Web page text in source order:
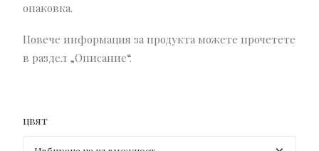
опаковка.
Повече информация за продукта можете прочетете
в раздел „Описание“.
цвят